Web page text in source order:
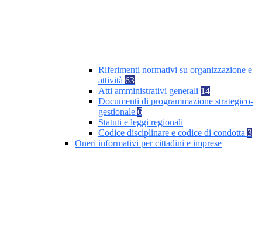
Riferimenti normativi su organizzazione e
attività 63
Atti amministrativi generali 14
Documenti di programmazione strategico-
gestionale 6
Statuti e leggi regionali
Codice disciplinare e codice di condotta 3
Oneri informativi per cittadini e imprese